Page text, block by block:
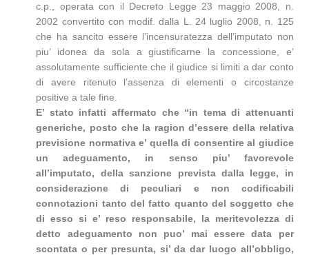
c.p., operata con il Decreto Legge 23 maggio 2008, n.
2002 convertito con modif. dalla L. 24 luglio 2008, n. 125
che ha sancito essere l’incensuratezza dell’imputato non
piu’ idonea da sola a giustificarne la concessione, e’
assolutamente sufficiente che il giudice si limiti a dar conto
di avere ritenuto l’assenza di elementi o circostanze
positive a tale fine.
E’ stato infatti affermato che “in tema di attenuanti
generiche, posto che la ragion d’essere della relativa
previsione normativa e’ quella di consentire al giudice
un adeguamento, in senso piu’ favorevole
all’imputato, della sanzione prevista dalla legge, in
considerazione di peculiari e non codificabili
connotazioni tanto del fatto quanto del soggetto che
di esso si e’ reso responsabile, la meritevolezza di
detto adeguamento non puo’ mai essere data per
scontata o per presunta, si’ da dar luogo all’obbligo,